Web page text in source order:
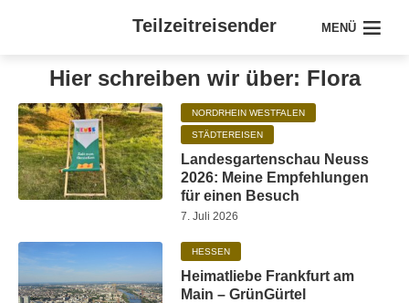
Teilzeitreisender MENÜ
Hier schreiben wir über: Flora
NORDRHEIN WESTFALEN
STÄDTEREISEN
Landesgartenschau Neuss
2026: Meine Empfehlungen
für einen Besuch
7. Juli 2026
HESSEN
Heimatliebe Frankfurt am
Main – GrünGürtel